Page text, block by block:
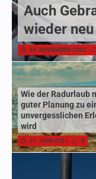
Auch
wieder
24. NOVEMBER 2022
Wie der Radurlaub
guter Planung zu
unvergesslichen
wird
21. JUNI 2021 0